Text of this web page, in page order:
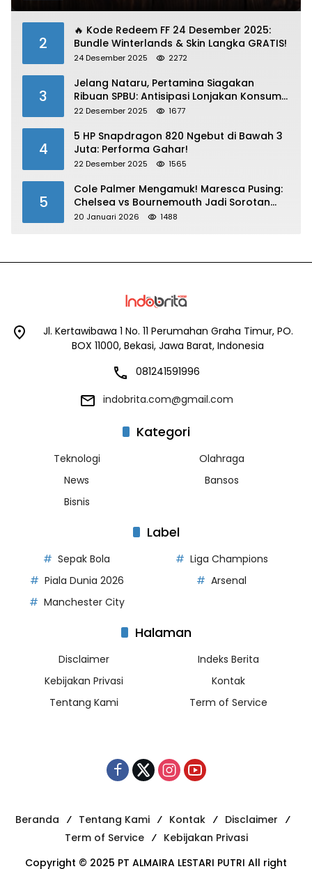
2
🔥 Kode Redeem FF 24 Desember 2025:
Bundle Winterlands & Skin Langka GRATIS!
24 Desember 2025 2272
3
Jelang Nataru, Pertamina Siagakan
Ribuan SPBU: Antisipasi Lonjakan Konsumsi
BBM dan LPG!
22 Desember 2025 1677
4
5 HP Snapdragon 820 Ngebut di Bawah 3
Juta: Performa Gahar!
22 Desember 2025 1565
5
Cole Palmer Mengamuk! Maresca Pusing:
Chelsea vs Bournemouth Jadi Sorotan
Utama
20 Januari 2026 1488
Jl. Kertawibawa 1 No. 11 Perumahan Graha Timur, PO.
BOX 11000, Bekasi, Jawa Barat, Indonesia
081241591996
indobrita.com@gmail.com
Kategori
Teknologi
Olahraga
News
Bansos
Bisnis
Label
Sepak Bola
Liga Champions
Piala Dunia 2026
Arsenal
Manchester City
Halaman
Disclaimer
Indeks Berita
Kebijakan Privasi
Kontak
Tentang Kami
Term of Service
Beranda Tentang Kami Kontak
Disclaimer
Term of Service
Kebijakan Privasi
Copyright © 2025 PT ALMAIRA LESTARI PUTRI All right